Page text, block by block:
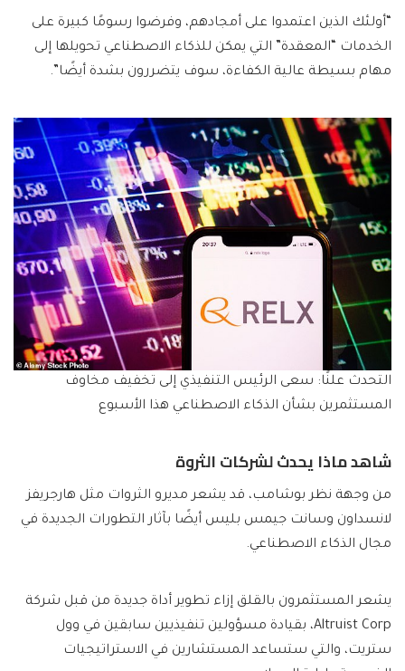
“أولئك الذين اعتمدوا على أمجادهم، وفرضوا رسومًا كبيرة على
الخدمات “المعقدة” التي يمكن للذكاء الاصطناعي تحويلها إلى
مهام بسيطة عالية الكفاءة، سوف يتضررون بشدة أيضًا”.
التحدث علنًا: سعى الرئيس التنفيذي إلى تخفيف مخاوف
المستثمرين بشأن الذكاء الاصطناعي هذا الأسبوع
شاهد ماذا يحدث لشركات الثروة
من وجهة نظر بوشامب، قد يشعر مديرو الثروات مثل هارجريفز
لانسداون وسانت جيمس بليس أيضًا بآثار التطورات الجديدة في
مجال الذكاء الاصطناعي.
يشعر المستثمرون بالقلق إزاء تطوير أداة جديدة من قبل شركة
Altruist Corp، بقيادة مسؤولين تنفيذيين سابقين في وول
ستريت، والتي ستساعد المستشارين في الاستراتيجيات